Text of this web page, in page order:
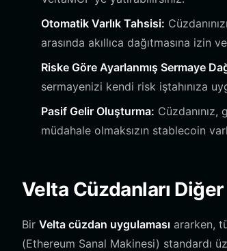
Otomatik Varlık Tahsisi:
arasında akıllıca dağıtmasına izin
Riske Göre Ayarlanmış Sermaye
sermayenizi kendi risk iştahınıza
Pasif Gelir Oluşturma:
müdahale olmaksızın stablecoin
Velta Cüzdanları
Bir Velta cüzdan uygulaması ararken,
(Ethereum Sanal Makinesi) standardı